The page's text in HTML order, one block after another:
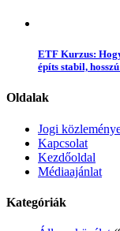
ETF Kurzus:
építs stabil,
Oldalak
Jogi
Kapcsolat
Kezdőoldal
Médiaajánlat
Kategóriák